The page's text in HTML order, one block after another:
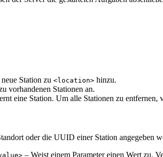
Station zu <location> hinzu.
vorhandenen Stationen an.
eine Station. Um alle Stationen zu entfernen,
oder die UUID einer Station angegeben
– Weist einem Parameter einen Wert zu.